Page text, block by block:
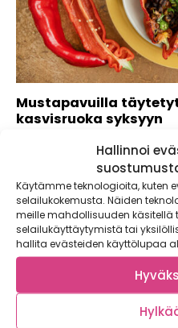
Hallinnoi
Käytämme teknologioita, kuten
selailukokemusta. Näiden
meille mahdollisuuden käsitellä
selailukäyttäytymistä tai
hallita evästeiden käyttölupaa
Mustapavuilla
kasvisruoka syksyyn
Kaupan heviosastolla on
ovat muun muassa